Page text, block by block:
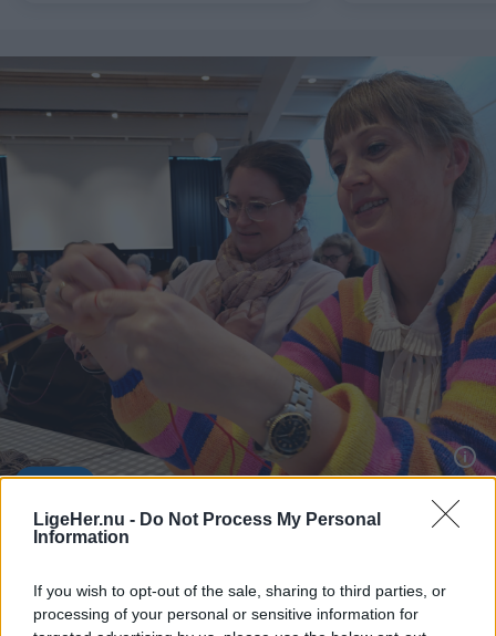
LigeHer.nu - Do Not Process My Personal
Information
If you wish to opt-out of the sale, sharing to third parties, or
processing of your personal or sensitive information for
Flere kendte besøger populært
Bettina Hvidberg